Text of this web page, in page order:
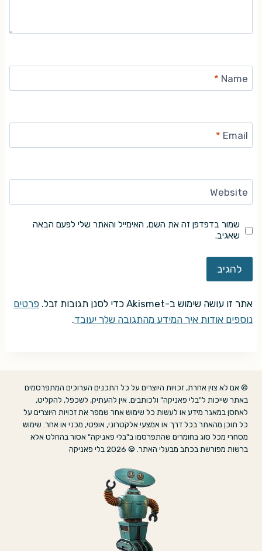
Name
*
Email
*
Website
שמור בדפדפן זה את השם, האימייל והאתר שלי לפעם הבאה
שאגיב.
אתר זו עושה שימוש ב-Akismet כדי לסנן תגובות זבל.
פרטים
נוספים אודות איך המידע מהתגובה שלך יעובד.
© אם לא צוין אחרת, זכויות היוצרים על כל התכנים הערוכים המתפרסמים
באתר שייכות ל"בלי פאניקה" ולכותבים. אין להעתיק, לשכפל, להקליט,
לאחסן במאגר מידע או לעשות כל שימוש אחר שמפר את זכויות היוצרים על
כל תוכן מהאתר בכל דרך או אמצעי אלקטרוני, אופטי, מכני או אחר. שימוש
מסחרי מכל סוג בחומרים שהתפרסמו ב"בלי פאניקה" אסור בהחלט אלא
ברשות מפורשת בכתב מבעלי האתר. © 2026 בלי פאניקה